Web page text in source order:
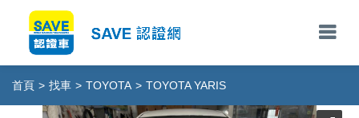
首頁 > 找車 > TOYOTA > TOYOTA YARIS